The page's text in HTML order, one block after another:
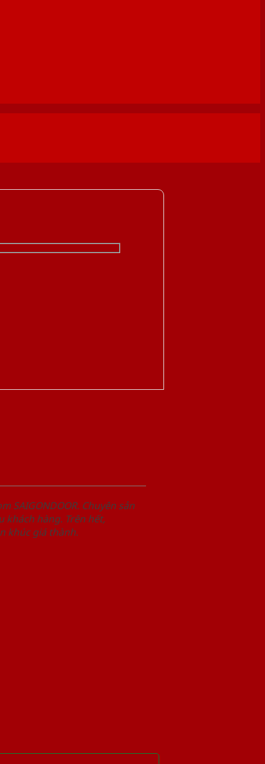
SAIGONDOOR. Chuyên sản
khách hàng. Trên hết,
khúc giá thành.